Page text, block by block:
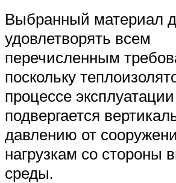
Выбранный материал
удовлетворять всем
перечисленным
поскольку
процессе эксплуатации
подвергается
давлению от
нагрузкам со стороны
среды.